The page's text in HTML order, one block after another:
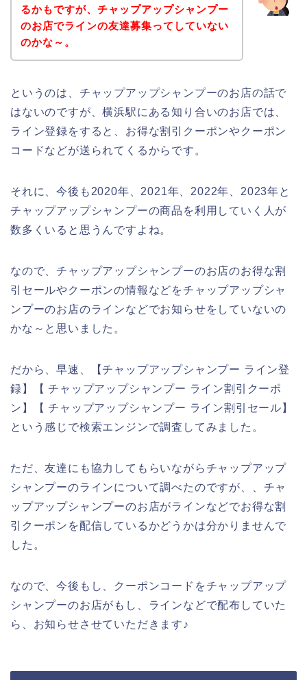
るかもですが、チャップアップシャンプー
のお店でラインの友達募集ってしていない
のかな～。
というのは、チャップアップシャンプーのお店の話で
はないのですが、横浜駅にある知り合いのお店では、
ライン登録をすると、お得な割引クーポンやクーポン
コードなどが送られてくるからです。
それに、今後も2020年、2021年、2022年、2023年と
チャップアップシャンプーの商品を利用していく人が
数多くいると思うんですよね。
なので、チャップアップシャンプーのお店のお得な割
引セールやクーポンの情報などをチャップアップシャ
ンプーのお店のラインなどでお知らせをしていないの
かな～と思いました。
だから、早速、【チャップアップシャンプー ライン登
録】【 チャップアップシャンプー ライン割引クーポ
ン】【 チャップアップシャンプー ライン割引セール】
という感じで検索エンジンで調査してみました。
ただ、友達にも協力してもらいながらチャップアップ
シャンプーのラインについて調べたのですが、、チャ
ップアップシャンプーのお店がラインなどでお得な割
引クーポンを配信しているかどうかは分かりませんで
した。
なので、今後もし、クーポンコードをチャップアップ
シャンプーのお店がもし、ラインなどで配布していた
ら、お知らせさせていただきます♪